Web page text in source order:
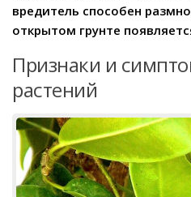
вредитель способен
открытом грунте
Признаки и
растений